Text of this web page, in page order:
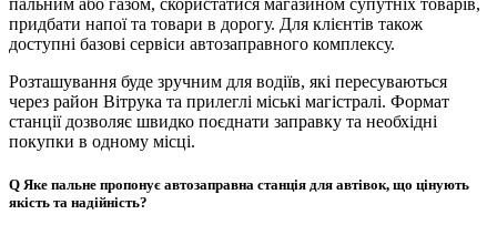
пальним або газом, скористатися магазином супутніх товарів,
придбати напої та товари в дорогу. Для клієнтів також
доступні базові сервіси автозаправного комплексу.
Розташування буде зручним для водіїв, які пересуваються
через район Вітрука та прилеглі міські магістралі. Формат
станції дозволяє швидко поєднати заправку та необхідні
покупки в одному місці.
Q Яке пальне пропонує автозаправна станція для автівок, що цінують
якість та надійність?